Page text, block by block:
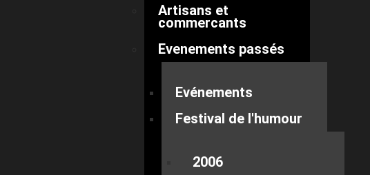
Artisans et
commercants
Evenements passés
Evénements
Festival de l'humour
2006